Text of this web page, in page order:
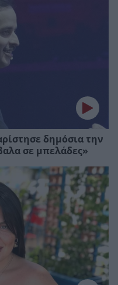
δημόσια την
σε μπελάδες»